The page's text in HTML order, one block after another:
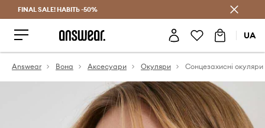
Заощаджуй з Answear Club
FINAL SALE! НАВІТЬ -50%
UA
Answear Вона Аксесуари Окуляри Сонцезахисні